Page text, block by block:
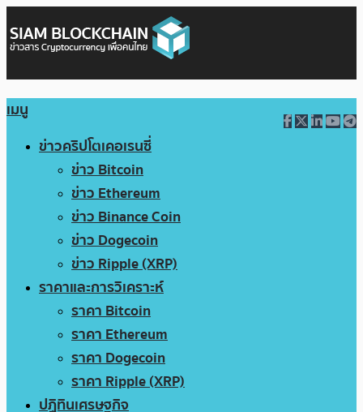
เมนู
ข่าวคริปโตเคอเรนซี่
ข่าว Bitcoin
ข่าว Ethereum
ข่าว Binance Coin
ข่าว Dogecoin
ข่าว Ripple (XRP)
ราคาและการวิเคราะห์
ราคา Bitcoin
ราคา Ethereum
ราคา Dogecoin
ราคา Ripple (XRP)
ปฏิทินเศรษฐกิจ